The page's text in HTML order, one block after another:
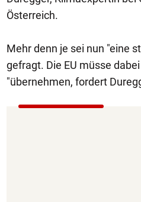
Österreich.
Mehr denn je sei nun "eine
gefragt. Die EU müsse
"übernehmen, fordert